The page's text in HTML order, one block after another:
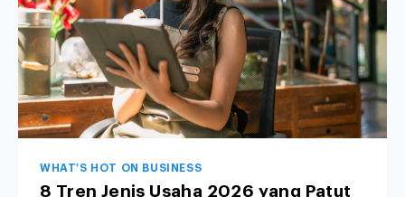
WHAT'S HOT ON BUSINESS
8 Tren Jenis Usaha 2026 yang Patut